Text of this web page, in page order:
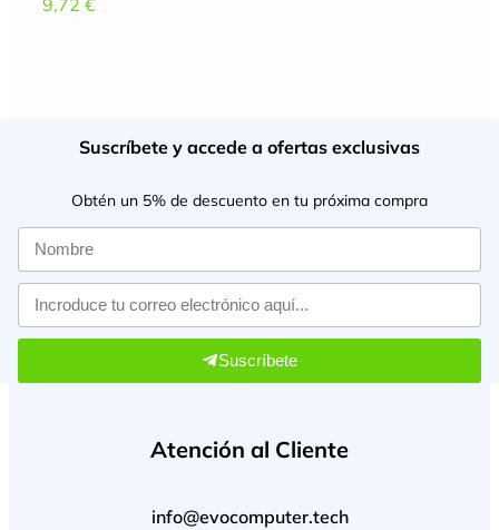
Suscríbete y accede a ofertas exclusivas
Obtén un 5% de descuento en tu próxima compra
Suscríbete
Atención al Cliente
info@evocomputer.tech